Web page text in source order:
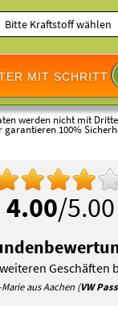
MIT SCHRITT
werden nicht mit
garantieren 100%
4.00/5.00
Geschäften
aus Aachen (VW